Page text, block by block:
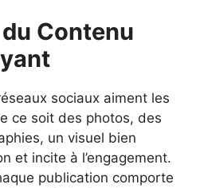
Contenu
sociaux aiment les
ce soit des photos, des
un visuel bien
et incite à l’engagement.
publication comporte